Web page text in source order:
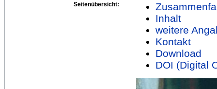
Seitenübersicht:
Inhalt
weitere
Kontakt
Download
DOI (Digital